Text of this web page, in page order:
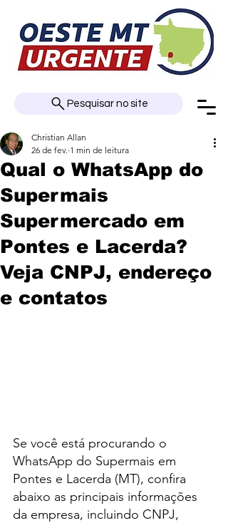
Pesquisar no site
Qual o WhatsApp do
Supermais
Supermercado em
Pontes e Lacerda?
Veja CNPJ, endereço
e contatos
Christian Allan
26 de fev. 1 min de leitura
Se você está procurando o
WhatsApp do Supermais em
Pontes e Lacerda (MT), confira
abaixo as principais informações
da empresa, incluindo CNPJ,